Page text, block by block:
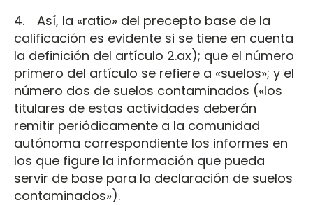
4. Así, la «ratio» del precepto base de la
calificación es evidente si se tiene en cuenta
la definición del artículo 2.ax); que el número
primero del artículo se refiere a «suelos»; y el
número dos de suelos contaminados («los
titulares de estas actividades deberán
remitir periódicamente a la comunidad
autónoma correspondiente los informes en
los que figure la información que pueda
servir de base para la declaración de suelos
contaminados»).